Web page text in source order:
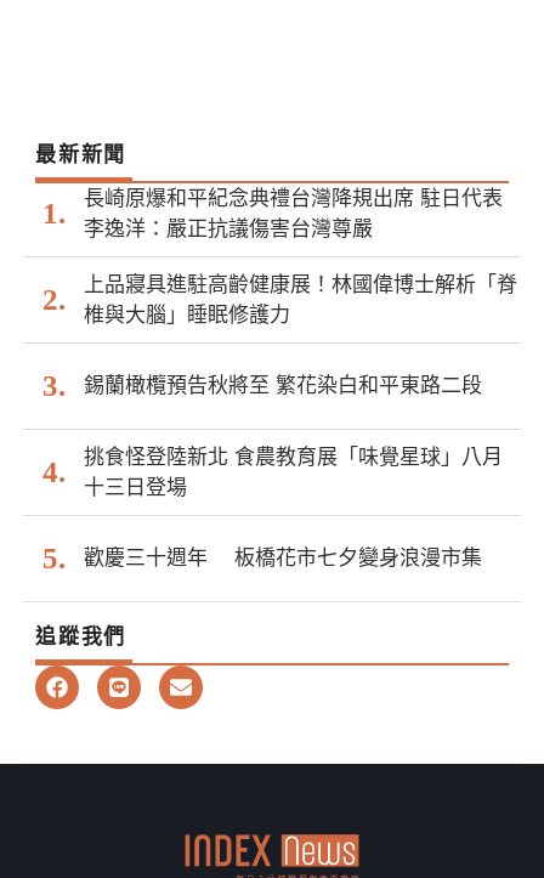
最新新聞
長崎原爆和平紀念典禮台灣降規出席 駐日代表
李逸洋：嚴正抗議傷害台灣尊嚴
上品寢具進駐高齡健康展！林國偉博士解析「脊
椎與大腦」睡眠修護力
錫蘭橄欖預告秋將至 繁花染白和平東路二段
挑食怪登陸新北 食農教育展「味覺星球」八月
十三日登場
歡慶三十週年 板橋花市七夕變身浪漫市集
追蹤我們
F
a
b
L
i
E
n
l